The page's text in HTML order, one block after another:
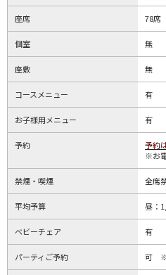
座席 78席
個室 無
座敷 無
コースメニュー 有
お子様用メニュー 有
予約
予約
※お
禁煙・喫煙 全席
平均予算 昼：
ベビーチェア 有
パーティご予約 可